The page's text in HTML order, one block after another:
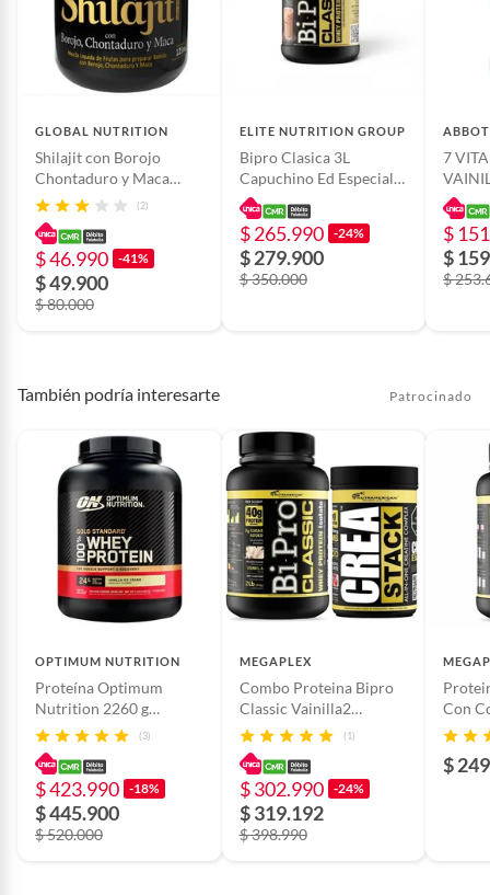
Medida/volumen
Peso del producto
GLOBAL NUTRITION
Shilajit con Borojo
Chontaduro y Maca
125ml
(2)
$ 46.990 -41%
$ 49.900
$ 80.000
ELITE NUTRITION GROUP
Bipro Clasica 3L
Capuchino Ed Especial
Nutra American Pharma
$ 265.990 -24%
$ 279.900
$ 350.000
7
$
$
$
También podría interesarte Patrocinado
OPTIMUM NUTRITION
Proteína Optimum
Nutrition 2260 g
Proteína whey Sabor
Vainilla 73 servicios
(3)
$ 423.990 -18%
$ 445.900
$ 520.000
MEGAPLEX
Combo Proteina Bipro
Classic Vainilla2
lb+Creatina Crea Stack
1.3 LB
(1)
$ 302.990 -24%
$ 319.192
$ 398.990
Con
$